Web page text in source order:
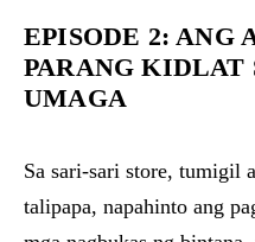
EPISODE 2: ANG
PARANG
UMAGA
Sa sari-sari store, tumigil
talipapa, napahinto ang